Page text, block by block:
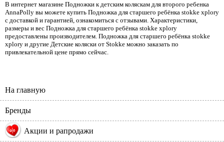
В интернет магазине Подножки к детским коляскам для второго ребенка
AnnaPolly вы можете купить Подножка для старшего ребёнка stokke xplory
с доставкой и гарантией, ознакомиться с отзывами. Характеристики,
размеры и вес Подножка для старшего ребёнка stokke xplory
предоставлены производителем. Подножка для старшего ребёнка stokke
xplory и другие Детские коляски от Stokke можно заказать по
привлекательной цене прямо сейчас.
На главную
Бренды
% Акции и рапродажи